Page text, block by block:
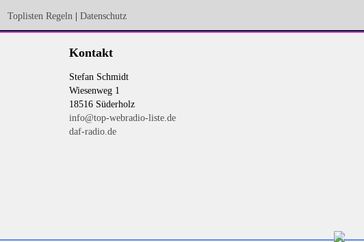
Toplisten Regeln| Datenschutz
Kontakt
Stefan Schmidt
Wiesenweg 1
18516 Süderholz
info@top-webradio-liste.de
daf-radio.de